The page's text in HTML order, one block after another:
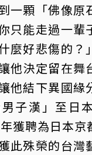
一顆「佛像原
只能走過一輩
麼好悲傷的？
他決定留在舞
他結下異國緣
子漢」至日
獲聘為日本京
此殊榮的台灣